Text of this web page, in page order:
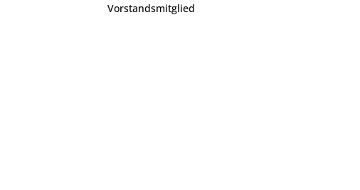
Vorstandsmitglied